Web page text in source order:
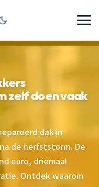
zelf doen vaak
dak in
de herfststorm. De
euro, driemaal
Ontdek waarom